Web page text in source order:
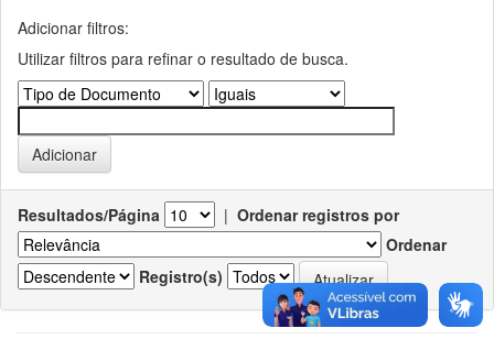
Adicionar filtros:
Utilizar filtros para refinar o resultado de busca.
Resultados/Página | Ordenar registros por
Ordenar
Registro(s)